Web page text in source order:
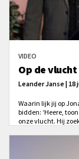
VIDEO
Op de
Leander Janse | 18
Waarin lijk jij op
bidden: ‘Heere,
onze vlucht. Hij